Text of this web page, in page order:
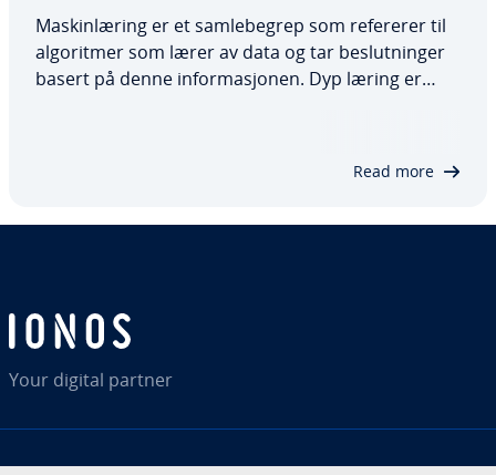
Maskinlæring er et samlebegrep som refererer til
algoritmer som lærer av data og tar beslutninger
basert på denne informasjonen. Dyp læring er
Read more
Your digital partner